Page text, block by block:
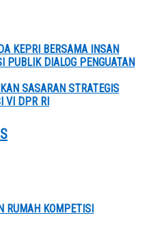
KEPRI BERSAMA INSAN
PUBLIK DIALOG PENGUATAN
SASARAN STRATEGIS
VI DPR RI
RUMAH KOMPETISI